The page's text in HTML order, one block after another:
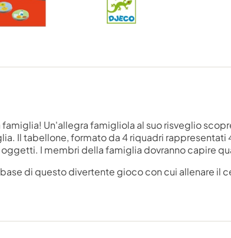
Un'allegra famigliola al suo risveglio
Il tabellone, formato da 4 riquadri rappresentati
I membri della famiglia dovranno capire
di questo divertente gioco con cui allenare il